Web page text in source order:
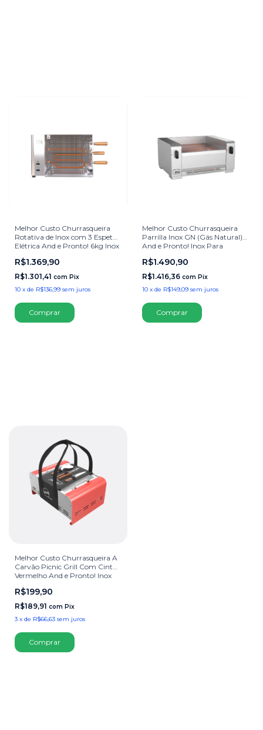
Melhor Custo Churrasqueira
Rotativa de Inox com 3 Espetos
Elétrica And e Pronto! 6kg Inox
R$1.369,90
R$1.301,41 com Pix
10 x de R$136,99 sem juros
Comprar
Melhor Custo Churrasqueira
Parrilla Inox GN (Gás Natural)
And e Pronto! Inox Para
R$1.490,90
R$1.416,36 com Pix
10 x de R$149,09 sem juros
Comprar
Melhor Custo Churrasqueira A
Carvão Picnic Grill Com Cinta
Vermelho And e Pronto! Inox
R$199,90
R$189,91 com Pix
3 x de R$66,63 sem juros